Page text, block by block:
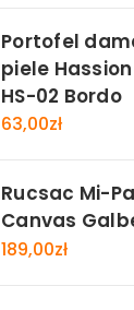
Portofel
piele Hassion
HS-02 Bordo
63,00zł
Rucsac Mi-
Canvas
189,00zł